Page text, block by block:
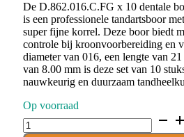
De D.862.016.C.FG x 10 dentale
is een professionele tandartsboor
super fijne korrel. Deze boor biedt
controle bij kroonvoorbereiding en
diameter van 016, een lengte van
van 8.00 mm is deze set van 10
nauwkeurig en duurzaam
Op voorraad
D.862.016.C.FG
x